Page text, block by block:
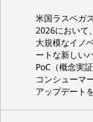
米国ラスベガ
2026において
大規模なイノ
ートな新しい
PoC（概念実
コンシューマ
アップデート